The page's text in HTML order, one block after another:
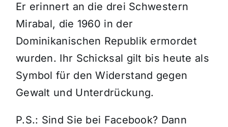
Er erinnert an die drei Schwestern
Mirabal, die 1960 in der
Dominikanischen Republik ermordet
wurden. Ihr Schicksal gilt bis heute als
Symbol für den Widerstand gegen
Gewalt und Unterdrückung.
P.S.: Sind Sie bei Facebook? Dann